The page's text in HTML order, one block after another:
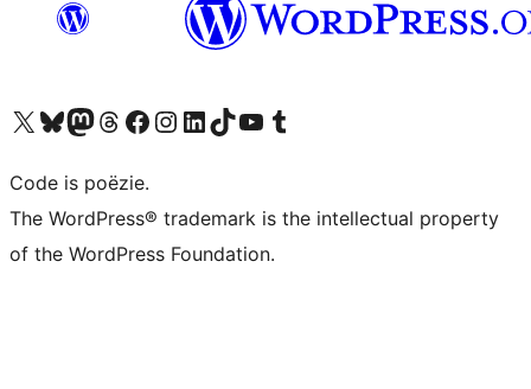
Bezoek ons X (voorheen Twitter) account
Bezoek ons Bluesky account
Bezoek ons Mastodon account
Bezoek ons Threads account
Onze Facebook pagina bezoeken
Bezoek ons Instagram account
Bezoek ons LinkedIn account
Bezoek ons TikTok account
Bezoek ons YouTube kanaalBezoek ons Tumblr account
Code is poëzie.
The WordPress® trademark is the intellectual property
of the WordPress Foundation.